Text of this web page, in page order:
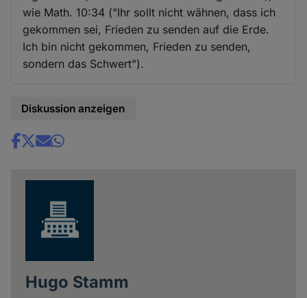
wie Math. 10:34 ("Ihr sollt nicht wähnen, dass ich
gekommen sei, Frieden zu senden auf die Erde.
Ich bin nicht gekommen, Frieden zu senden,
sondern das Schwert").
Diskussion anzeigen
Share
Hugo Stamm